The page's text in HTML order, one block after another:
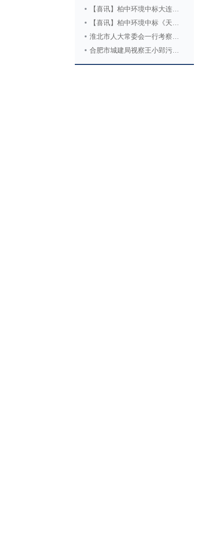
【喜讯】柏中环境中标大连长兴岛（西中岛）石化产业基地—新材料产业园基础设施配套工程西中岛北部公用工程能源中心污水处理项目
【喜讯】柏中环境中标《天长市东市区污水处理厂新建工程总承包及运维项目》
淮北市人大常委会一行考察调研合肥王小郢污水处理有限公司
合肥市城建局视察王小郢污水处理有限公司安全生产工作